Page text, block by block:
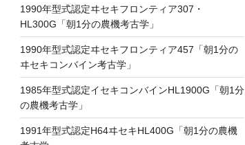
1990年型式認定ヰセキフロンティア307・
HL300G「朝1分の農機考古学」
1990年型式認定ヰセキフロンティア457「朝1分の
ヰセキコンバイン考古学」
1985年型式認定イセキコンバインHL1900G「朝1分
の農機考古学」
1991年型式認定H64ヰセキHL400G「朝1分の農機